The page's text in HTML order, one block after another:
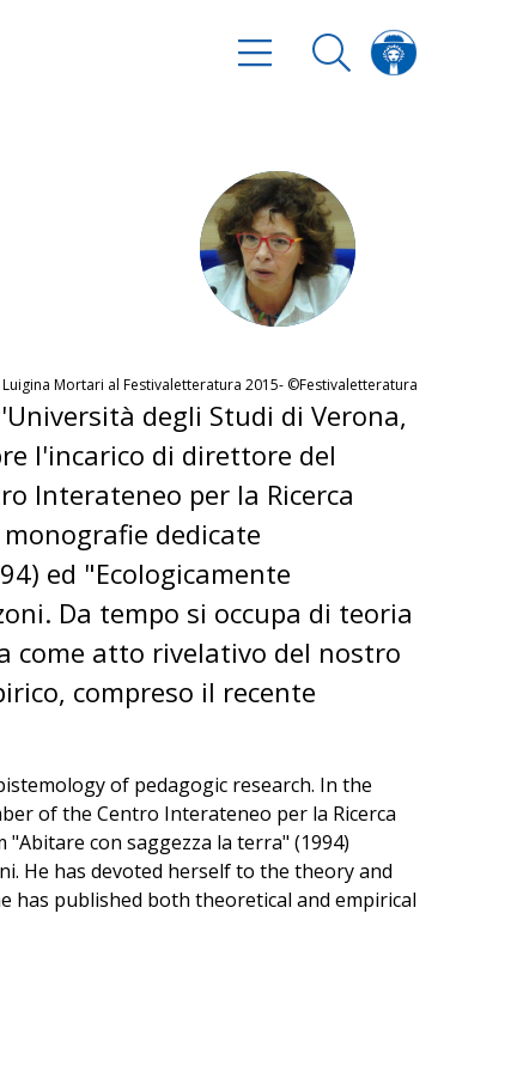
Luigina Mortari al Festivaletteratura 2015- ©Festivaletteratura
degli Studi di Verona,
l'incarico di direttore del
Interateneo per la Ricerca
dedicate
ed "Ecologicamente
Da tempo si occupa di teoria
come atto rivelativo del nostro
compreso il recente
of pedagogic research. In the
of the Centro Interateneo per la Ricerca
con saggezza la terra" (1994)
He has devoted herself to the theory and
has published both theoretical and empirical